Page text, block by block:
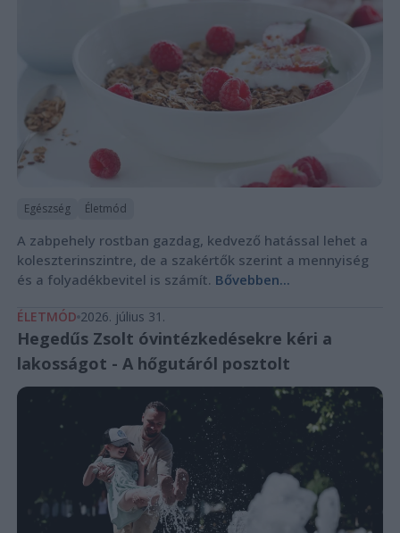
Egészség Életmód
A zabpehely rostban gazdag, kedvező hatással lehet a
koleszterinszintre, de a szakértők szerint a mennyiség
és a folyadékbevitel is számít. Bővebben...
ÉLETMÓD 2026. július 31.
Hegedűs Zsolt óvintézkedésekre kéri a
lakosságot - A hőgutáról posztolt